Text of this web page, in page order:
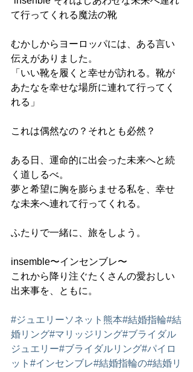
て行ってくれる魔法の靴
むかしからヨーロッパには、ある言い
伝えがありました。
「いい靴を履くと幸せが訪れる。靴が
あたなを幸せな場所に連れて行ってく
れる」
これは偶然なの？それとも必然？
ある日、運命的に出会った未来へと続
く道しるべ。
夢と希望に胸を膨らませる私を、幸せ
な未来へ連れて行ってくれる。
ふたりで一緒に、旅をしよう。
insemble〜インセンブレ〜
これから降り注ぐたくさんの愛おしい
出来事を、ともに。
#ジュエリーソネット熊本#結婚指輪#結
婚リング#マリッジリング#ブライダル
ジュエリー#ブライダルリング#パイロ
ット #インセンブレ#結婚指輪の#結婚リ